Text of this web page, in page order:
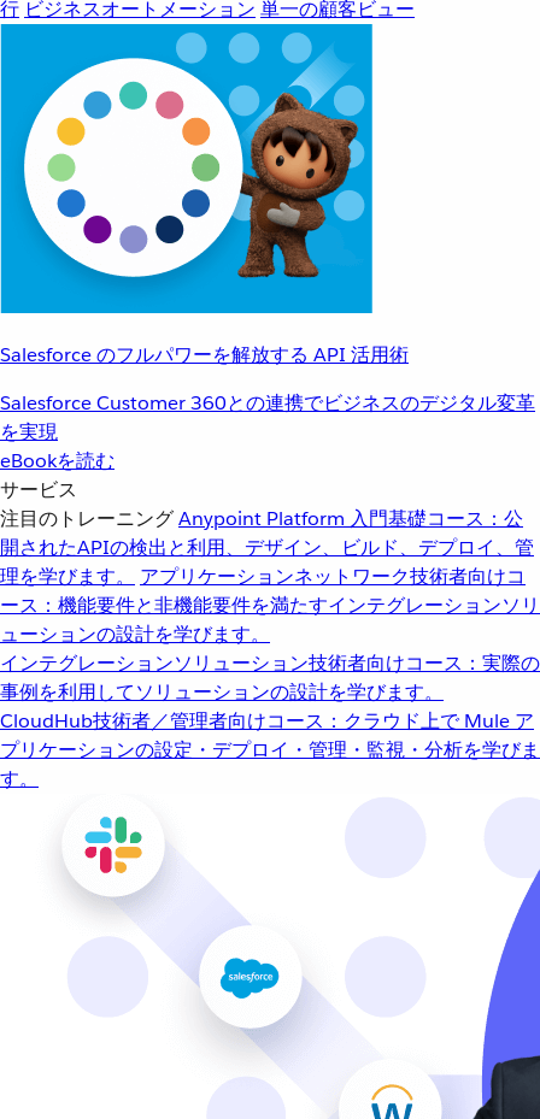
行 ビジネスオートメーション 単一の顧客ビュー
Salesforce のフルパワーを解放する API 活用術
Salesforce Customer 360との連携でビジネスのデジタル変革
を実現
eBookを読む
サービス
注目のトレーニングAnypoint Platform 入門基礎コース：公
開されたAPIの検出と利用、デザイン、ビルド、デプロイ、管
理を学びます。
アプリケーションネットワーク技術者向けコ
ース：機能要件と非機能要件を満たすインテグレーションソリ
ューションの設計を学びます。
インテグレーションソリューション技術者向けコース：実際の
事例を利用してソリューションの設計を学びます。
CloudHub技術者／管理者向けコース：クラウド上で Mule ア
プリケーションの設定・デプロイ・管理・監視・分析を学びま
す。